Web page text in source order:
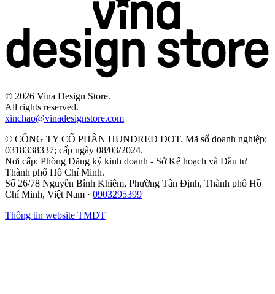
© 2026 Vina Design Store.
All rights reserved.
xinchao@vinadesignstore.com
© CÔNG TY CỔ PHẦN HUNDRED DOT. Mã số doanh nghiệp:
0318338337; cấp ngày 08/03/2024.
Nơi cấp: Phòng Đăng ký kinh doanh - Sở Kế hoạch và Đầu tư
Thành phố Hồ Chí Minh.
Số 26/78 Nguyễn Bỉnh Khiêm, Phường Tân Định, Thành phố Hồ
Chí Minh, Việt Nam · 0903295399
Thông tin website TMĐT